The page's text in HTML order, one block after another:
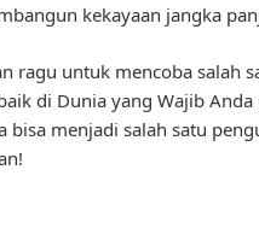
kekayaan jangka
ragu untuk mencoba salah
di Dunia yang Wajib Anda
bisa menjadi salah satu